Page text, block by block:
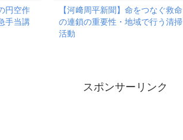
円空作
手当講
【河﨑周平新聞】命をつなぐ救命
の連鎖の重要性・地域で行う清掃
活動
スポンサーリンク